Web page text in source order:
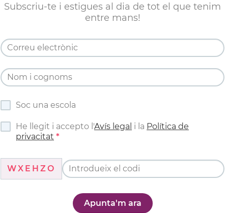
Subscriu-te i estigues al dia de tot el que tenim
entre mans!
Soc una escola
He llegit i accepto l'Avís legal i la Política de
privacitat
WXEHZO
Apunta'm ara